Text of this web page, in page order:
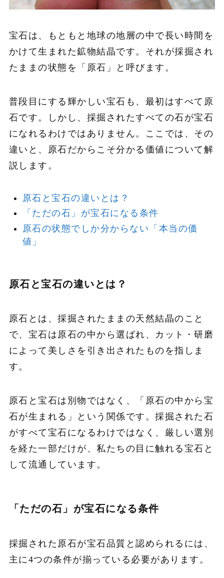
宝石は、もともと地球の地層の中で長い時間を
かけて生まれた鉱物結晶です。それが採掘され
たままの状態を「原石」と呼びます。
普段目にする輝かしい宝石も、最初はすべて原
石です。しかし、採掘されたすべての石が宝石
になれるわけではありません。ここでは、その
違いと、原石だからこそ分かる価値について解
説します。
原石と宝石の違いとは？
「ただの石」が宝石になる条件
原石の状態でしか分からない「本当の価
値」
原石と宝石の違いとは？
原石とは、採掘されたままの天然結晶のこと
で、宝石は原石の中から選ばれ、カット・研磨
によって美しさを引き出されたものを指しま
す。
原石と宝石は別物ではなく、「原石の中から宝
石が生まれる」という関係です。採掘された石
がすべて宝石になるわけではなく、厳しい選別
を経た一部だけが、私たちの目に触れる宝石と
して流通しています。
「ただの石」が宝石になる条件
採掘された原石が宝石品質と認められるには、
主に4つの条件が揃っている必要があります。